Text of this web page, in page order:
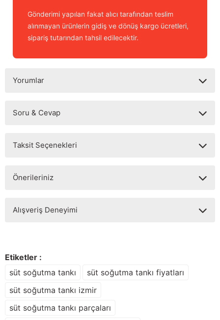
Gönderimi yapılan fakat alıcı tarafından teslim
alınmayan ürünlerin gidiş ve dönüş kargo ücretleri,
sipariş tutarından tahsil edilecektir.
Yorumlar
Soru & Cevap
Taksit Seçenekleri
Önerileriniz
konularda yetersiz gördüğünüz noktaları öneri formunu
Ürün resmi kalitesiz, bozuk veya görüntülenemiyor.
Ürün fiyatı diğer sitelerden daha pahalı.
Bu ürüne benzer farklı alternatifler olmalı.
Alışveriş Deneyimi
Deneyimini Paylaş
Etiketler :
süt soğutma tankı
süt soğutma tankı fiyatları
süt soğutma tankı izmir
süt soğutma tankı parçaları